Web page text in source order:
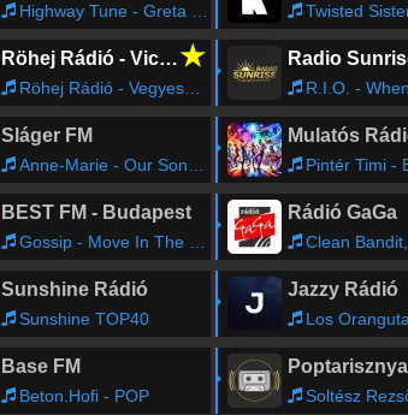
Highway Tune - Greta Van Fleet Twisted Sister - We're
Röhej Rádió - Vicc az egész★
Röhej Rádió - Vegyes496
Radio
R.I.O. - When The
Sláger FM
Anne-Marie - Our Song (PI)
Mulatós
Pintér Timi -
BEST FM - Budapest
Gossip - Move In The Right Direction
Rádió GaGa
Clean Bandit, Anne-Marie &
Sunshine Rádió
Sunshine TOP40
Jazzy Rádió
Los Orangutanes -
Base FM
Beton.Hofi - POP
Poptarisznya
Soltész Rezsõ - Ha